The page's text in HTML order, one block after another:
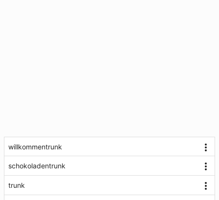
willkommentrunk
schokoladentrunk
trunk